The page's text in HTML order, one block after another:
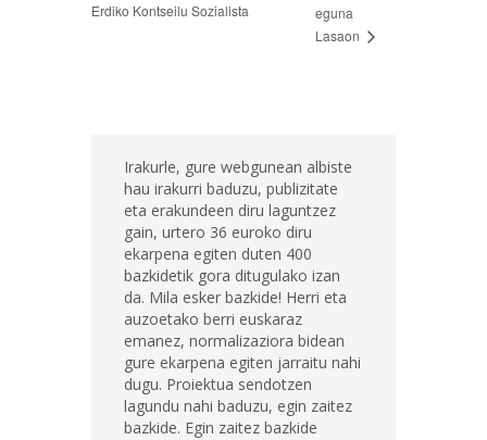
Erdiko Kontseilu Sozialista
eguna
Lasaon
Irakurle, gure webgunean albiste
hau irakurri baduzu, publizitate
eta erakundeen diru laguntzez
gain, urtero 36 euroko diru
ekarpena egiten duten 400
bazkidetik gora ditugulako izan
da. Mila esker bazkide! Herri eta
auzoetako berri euskaraz
emanez, normalizaziora bidean
gure ekarpena egiten jarraitu nahi
dugu. Proiektua sendotzen
lagundu nahi baduzu, egin zaitez
bazkide. Egin zaitez bazkide